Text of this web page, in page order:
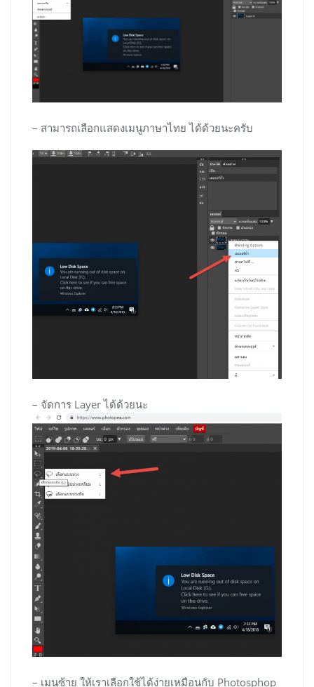
– สามารถเลือกแสดงเมนูภาษาไทย ได้ด้วยนะครับ
– จัดการ Layer ได้ด้วยนะ
– เมนูซ้าย ให้เราเลือกใช้ได้ง่ายเหมือนกับ Photosphop